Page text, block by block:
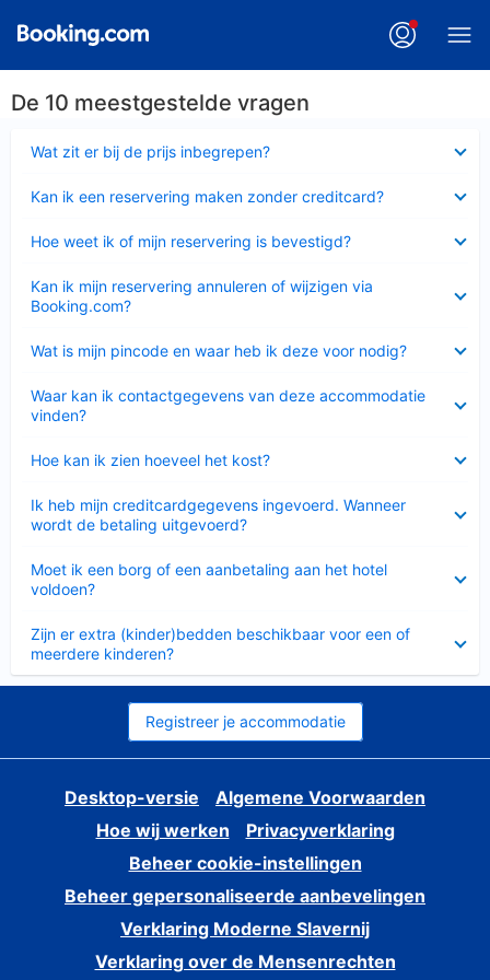
De 10 meestgestelde vragen
Wat zit er bij de prijs inbegrepen?
Kan ik een reservering maken zonder creditcard?
Hoe weet ik of mijn reservering is bevestigd?
Kan ik mijn reservering annuleren of wijzigen via
Booking.com?
Wat is mijn pincode en waar heb ik deze voor nodig?
Waar kan ik contactgegevens van deze accommodatie
vinden?
Hoe kan ik zien hoeveel het kost?
Ik heb mijn creditcardgegevens ingevoerd. Wanneer
wordt de betaling uitgevoerd?
Moet ik een borg of een aanbetaling aan het hotel
voldoen?
Zijn er extra (kinder)bedden beschikbaar voor een of
meerdere kinderen?
Registreer je accommodatie
Desktop-versie
Algemene Voorwaarden
Hoe wij werken
Privacyverklaring
Beheer cookie-instellingen
Beheer gepersonaliseerde aanbevelingen
Verklaring Moderne Slavernij
Verklaring over de Mensenrechten